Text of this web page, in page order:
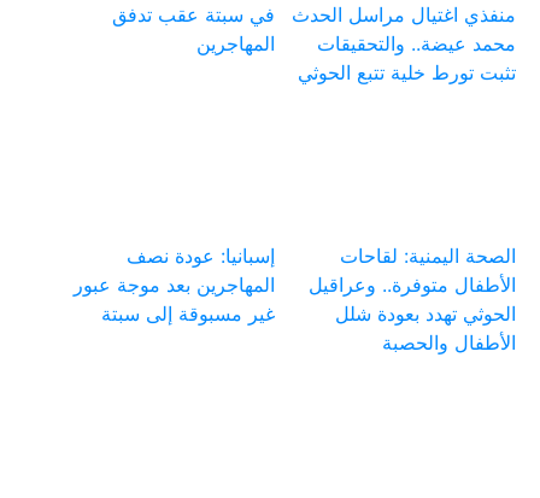
منفذي اغتيال مراسل الحدث
محمد عيضة.. والتحقيقات
تثبت تورط خلية تتبع الحوثي
في سبتة عقب تدفق
المهاجرين
الصحة اليمنية: لقاحات
الأطفال متوفرة.. وعراقيل
الحوثي تهدد بعودة شلل
الأطفال والحصبة
إسبانيا: عودة نصف
المهاجرين بعد موجة عبور
غير مسبوقة إلى سبتة